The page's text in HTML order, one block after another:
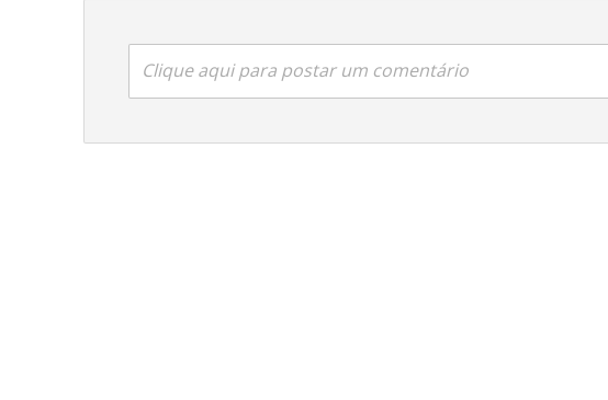
Clique aqui para postar um comentário